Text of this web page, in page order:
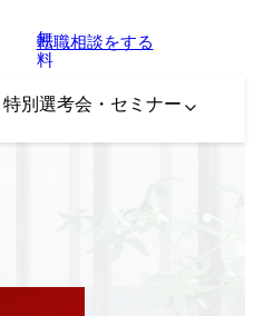
無
料
転職相談をする
特別選考会・セミナー